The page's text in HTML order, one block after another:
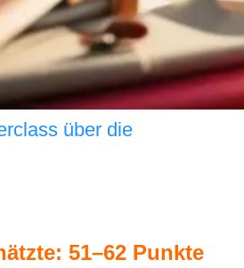
über die
51–62 Punkte